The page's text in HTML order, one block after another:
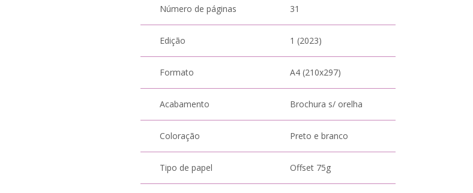
Número de páginas 31
Edição 1 (2023)
Formato A4 (210x297)
Acabamento Brochura s/ orelha
Coloração Preto e branco
Tipo de papel Offset 75g